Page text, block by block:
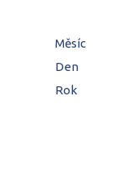
Měsíc(aktivní
Den
Rok